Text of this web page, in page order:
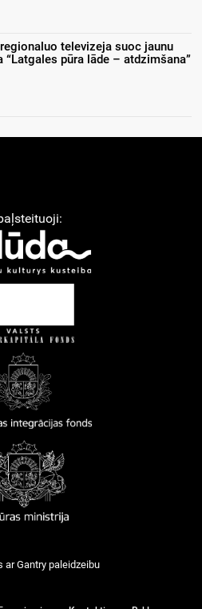
televizeja suoc jaunu
“Latgales pūra lāde – atdzimšana”
arGantry paleidzeibu